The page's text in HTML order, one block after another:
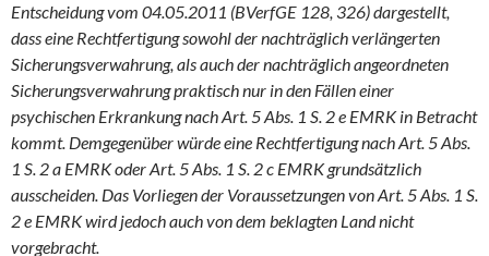
Entscheidung vom 04.05.2011 (BVerfGE 128, 326) dargestellt,
dass eine Rechtfertigung sowohl der nachträglich verlängerten
Sicherungsverwahrung, als auch der nachträglich angeordneten
Sicherungsverwahrung praktisch nur in den Fällen einer
psychischen Erkrankung nach Art. 5 Abs. 1 S. 2 e EMRK in Betracht
kommt. Demgegenüber würde eine Rechtfertigung nach Art. 5 Abs.
1 S. 2 a EMRK oder Art. 5 Abs. 1 S. 2 c EMRK grundsätzlich
ausscheiden. Das Vorliegen der Voraussetzungen von Art. 5 Abs. 1 S.
2 e EMRK wird jedoch auch von dem beklagten Land nicht
vorgebracht.